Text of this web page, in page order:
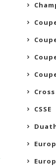
Cross
CSSE